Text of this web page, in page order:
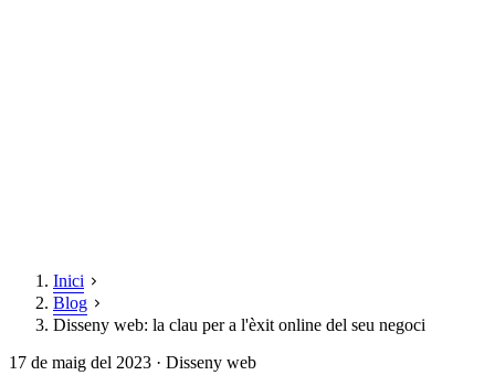
Inici
Blog
Disseny web: la clau per a l'èxit online del seu negoci
17 de maig del 2023 · Disseny web